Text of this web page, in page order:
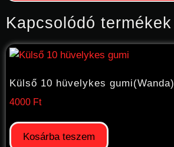
Kapcsolódó termékek
Külső 10 hüvelykes gumi(Wanda)
4000 Ft
Kosárba teszem